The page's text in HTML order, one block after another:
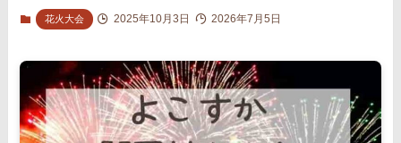
花火大会 2025年10月3日 2026年7月5日